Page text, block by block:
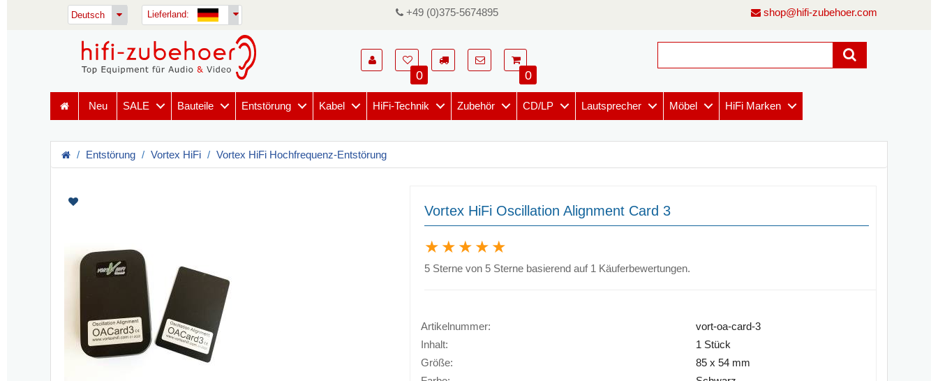
Deutsch Lieferland: +49 (0)375-5674895 shop@hifi-zubehoer.com
0 0
Neu SALE Bauteile Entstörung Kabel HiFi-Technik Zubehör CD/LP Lautsprecher Möbel HiFi Marken
Entstörung Vortex HiFi Vortex HiFi Hochfrequenz-Entstörung
Vortex HiFi Oscillation Alignment Card 3
5 Sterne von 5 Sterne basierend auf 1 Käuferbewertungen.
Artikelnummer:
vort-oa-card-3
Inhalt:
1 Stück
Größe:
85 x 54 mm